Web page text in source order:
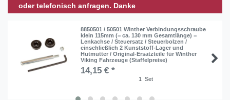
oder telefonisch anfragen. Danke
8850501 / 50501 Winther Verbindungsschraube
klein 115mm (= ca. 130 mm Gesamtlänge) =
Lenkachse / Steuersatz / Steuerbolzen /
einschließlich 2 Kunststoff-Lager und
Hutmutter / Original-Ersatzteile für Winther
Viking Fahrzeuge (Staffelpreise)
14,15 € *
1 Set